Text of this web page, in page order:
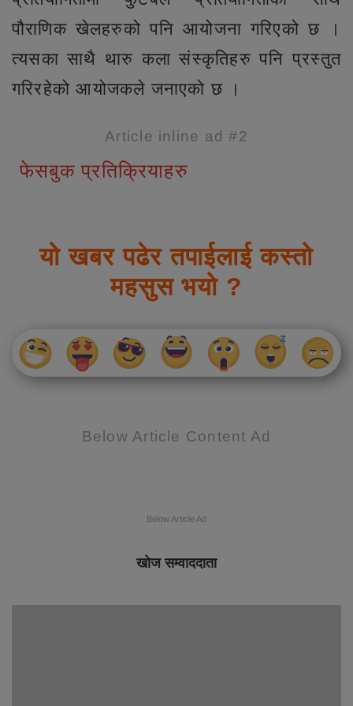
पौराणिक खेलहरुको पनि आयोजना गरिएको छ ।
त्यसका साथै थारु कला संस्कृतिहरु पनि प्रस्तुत
गरिरहेको आयोजकले जनाएको छ ।
Article inline ad #2
फेसबुक प्रतिक्रियाहरु
यो खबर पढेर तपाईलाई कस्तो
महसुस भयो ?
Below Article Content Ad
Below Article Ad
खोज सम्वाददाता